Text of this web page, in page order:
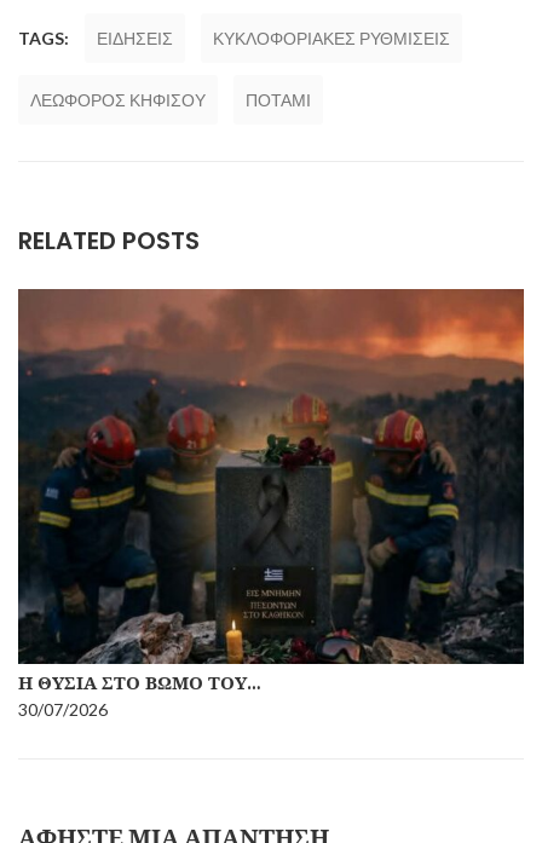
TAGS: ΕΙΔΗΣΕΙΣ ΚΥΚΛΟΦΟΡΙΑΚΕΣ ΡΥΘΜΙΣΕΙΣ
ΛΕΩΦΟΡΟΣ ΚΗΦΙΣΟΥ ΠΟΤΑΜΙ
RELATED POSTS
Η ΘΥΣΊΑ ΣΤΟ ΒΩΜΌ ΤΟΥ…
30/07/2026